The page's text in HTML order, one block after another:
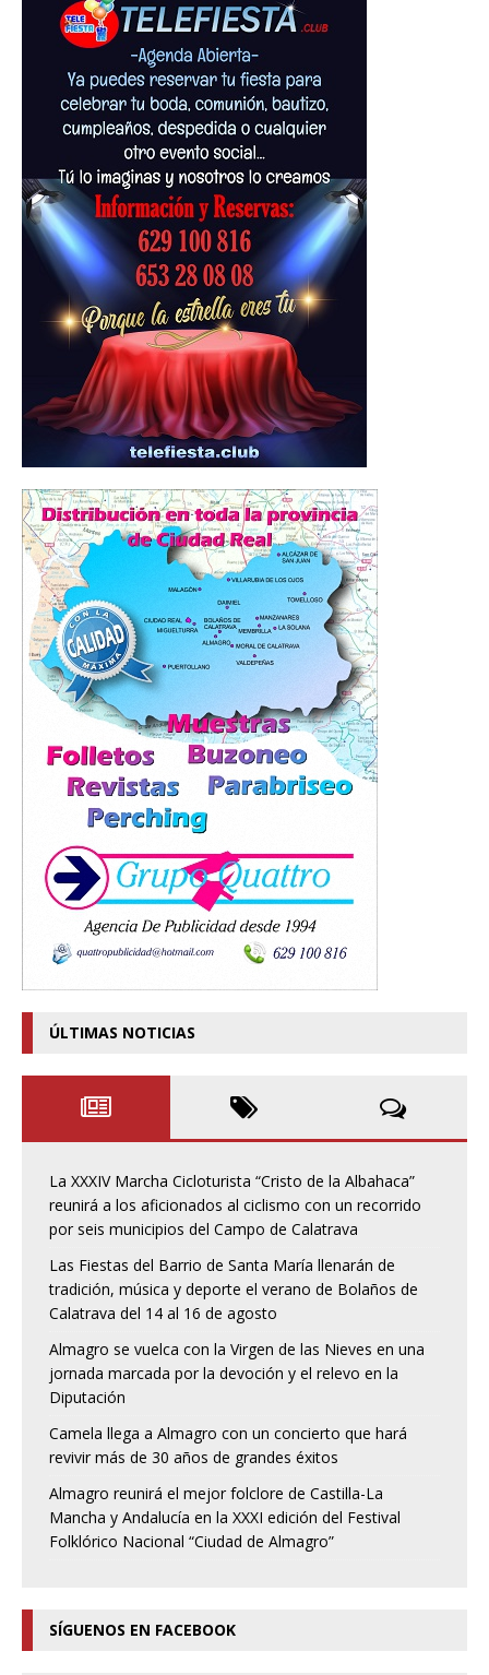
ÚLTIMAS NOTICIAS
La XXXIV Marcha Cicloturista “Cristo de la Albahaca”
reunirá a los aficionados al ciclismo con un recorrido
por seis municipios del Campo de Calatrava
Las Fiestas del Barrio de Santa María llenarán de
tradición, música y deporte el verano de Bolaños de
Calatrava del 14 al 16 de agosto
Almagro se vuelca con la Virgen de las Nieves en una
jornada marcada por la devoción y el relevo en la
Diputación
Camela llega a Almagro con un concierto que hará
revivir más de 30 años de grandes éxitos
Almagro reunirá el mejor folclore de Castilla-La
Mancha y Andalucía en la XXXI edición del Festival
Folklórico Nacional “Ciudad de Almagro”
SÍGUENOS EN FACEBOOK